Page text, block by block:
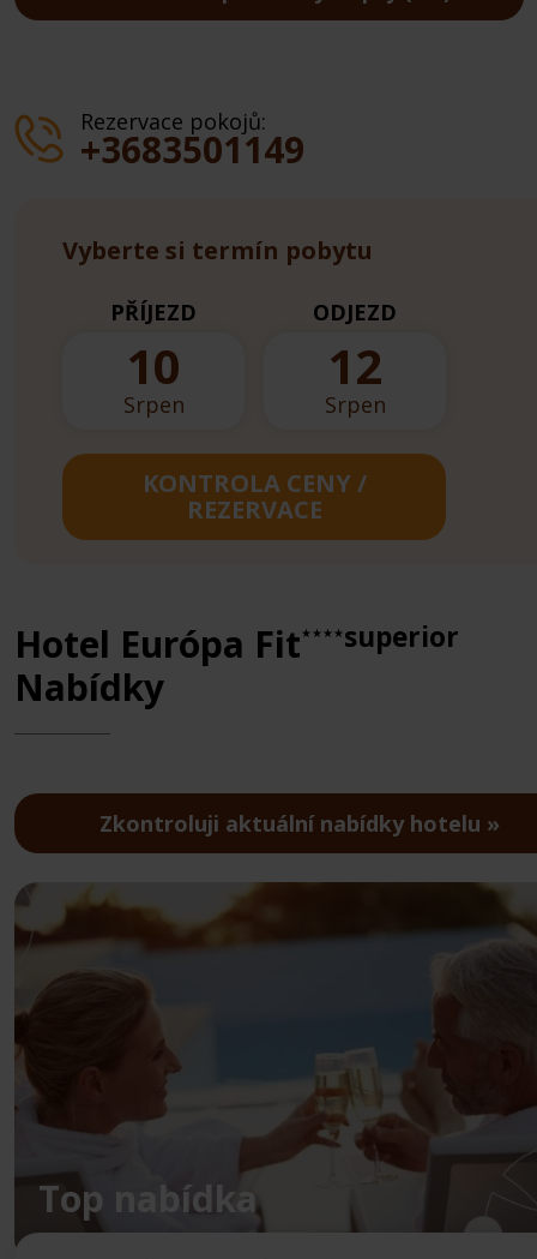
Rezervace pokojů:
+3683501149
Vyberte si termín pobytu
PŘÍJEZD
10
Srpen
ODJEZD
12
Srpen
KONTROLA CENY /
REZERVACE
Hotel Európa Fit★★★★superior
Nabídky
Zkontroluji aktuální nabídky hotelu
Top nabídka